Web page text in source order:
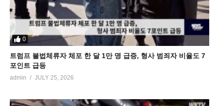
0
트럼프 불법체류자 체포 한 달 1만 명 급증, 형사 범죄자 비율도 7
포인트 급등
admin JULY 25, 2026